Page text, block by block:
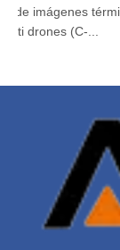
de imágenes
drones (C-...